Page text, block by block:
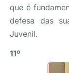
que é
defesa das
Juvenil.
11º